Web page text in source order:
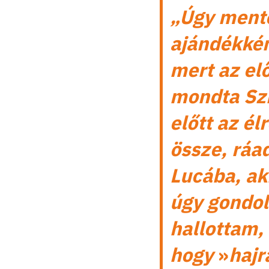
„Úgy
mert az
mondta
előtt az
össze,
Lucába,
úgy
hallottam,
hogy»